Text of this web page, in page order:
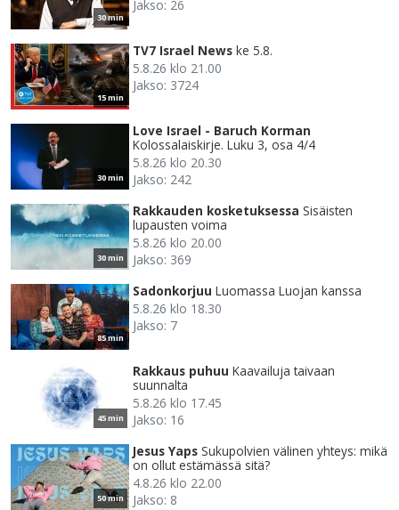
30 min
Jakso: 26
15 min
TV7 Israel News ke 5.8.
5.8.26 klo 21.00
Jakso: 3724
30 min
Love Israel - Baruch Korman
Kolossalaiskirje. Luku 3, osa 4/4
5.8.26 klo 20.30
Jakso: 242
30 min
Rakkauden kosketuksessa Sisäisten
lupausten voima
5.8.26 klo 20.00
Jakso: 369
85 min
Sadonkorjuu Luomassa Luojan kanssa
5.8.26 klo 18.30
Jakso: 7
45 min
Rakkaus puhuu Kaavailuja taivaan
suunnalta
5.8.26 klo 17.45
Jakso: 16
50 min
Jesus Yaps Sukupolvien välinen yhteys: mikä
on ollut estämässä sitä?
4.8.26 klo 22.00
Jakso: 8